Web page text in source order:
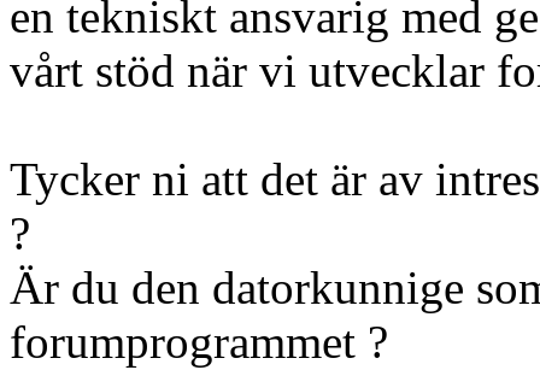
en tekniskt ansvarig med
vårt stöd när vi utvecklar
Tycker ni att det är av
?
Är du den datorkunnige
forumprogrammet ?